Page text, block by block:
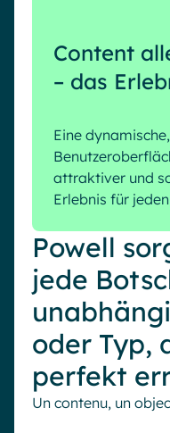
Content
– das
Eine
attraktiver und
Erlebnis für
Powell
jede
oder Typ,
perfekt
Un contenu, un